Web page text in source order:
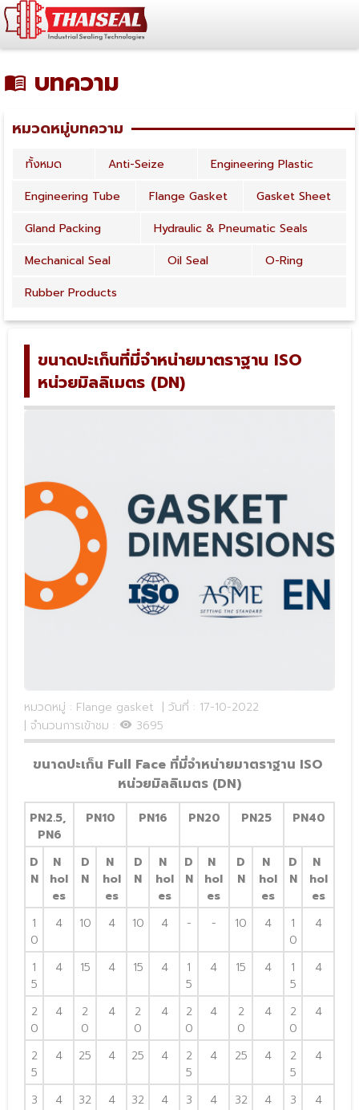
บทความ
หมวดหมู่บทความ
ทั้งหมด Anti-Seize
Engineering Plastic
Engineering Tube
Flange Gasket
Gasket Sheet
Gland Packing
Hydraulic & Pneumatic Seals
Mechanical Seal
Oil Seal
O-Ring
Rubber Products
ขนาดปะเก็นที่มี่จำหน่ายมาตราฐาน ISO
หน่วยมิลลิเมตร (DN)
หมวดหมู่ : Flange gasket | วันที่ : 17-10-2022
| จำนวนการเข้าชม :
3695
ขนาดปะเก็น Full Face ที่มี่จำหน่ายมาตราฐาน ISO
หน่วยมิลลิเมตร (DN)
PN2.5,
PN6
PN10 PN16 PN20 PN25 PN40
D
N
N
hol
es
D
N
N
hol
es
D
N
N
hol
es
D
N
N
hol
es
D
N
N
hol
es
D
N
N
hol
es
1
0
4 10 4 10 4 - - 10 4
1
0
4
1
5
4 15 4 15 4
1
5
4 15 4
1
5
4
2
0
4
2
0
4
2
0
4
2
0
4
2
0
4
2
0
4
2
5
4 25 4 25 4
2
5
4 25 4
2
5
4
3
4 32 4 32 4
3
4 32 4
3
4